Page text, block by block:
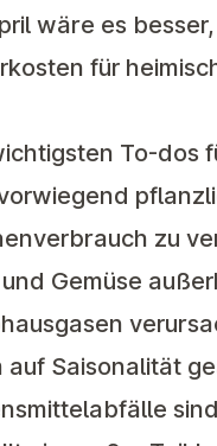
wäre es
für
To-dos
zu
Gemüse
auf Saisonalität